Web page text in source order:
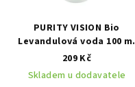
PURITY VISION Bio
Levandulová voda 100 ml
zklidňující bio květová
voda z levandule
209 Kč
Skladem u dodavatele